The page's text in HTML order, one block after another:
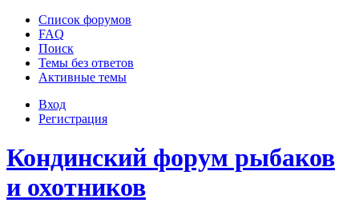
Список форумов
FAQ
Поиск
Темы без ответов
Активные темы
Вход
Регистрация
Кондинский форум рыбаков
и охотников